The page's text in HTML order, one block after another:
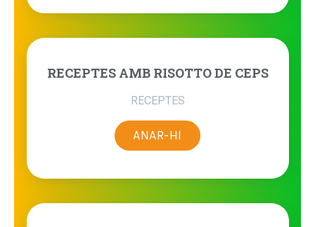
RECEPTES AMB RISOTTO DE CEPS
RECEPTES
ANAR-HI